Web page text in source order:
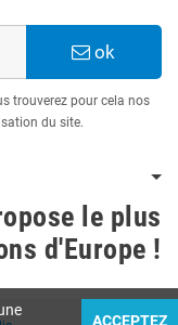
ok
trouverez pour cela nos
du site.
le plus
d'Europe !
ACCEPTEZ